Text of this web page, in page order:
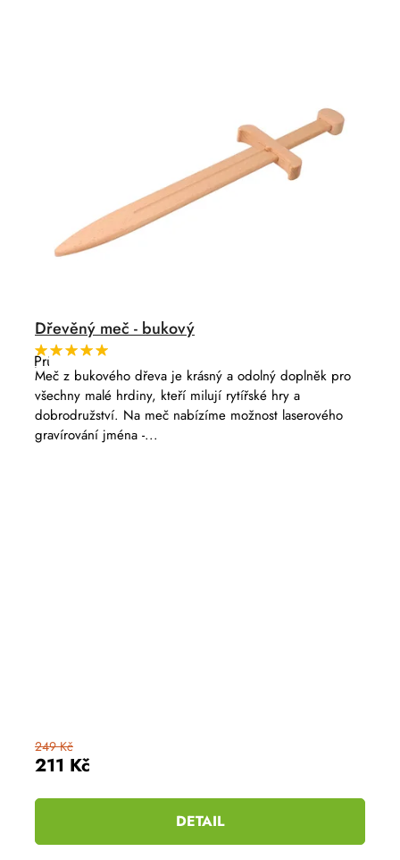
Dřevěný meč - bukový
Průměrné
hodnocení
produktu
je
5,0
z
5
hvězdiček.
211 Kč
249 Kč
DETAIL
Meč z bukového dřeva je krásný a odolný doplněk pro
všechny malé hrdiny, kteří milují rytířské hry a
dobrodružství. Na meč nabízíme možnost laserového
gravírování jména -...